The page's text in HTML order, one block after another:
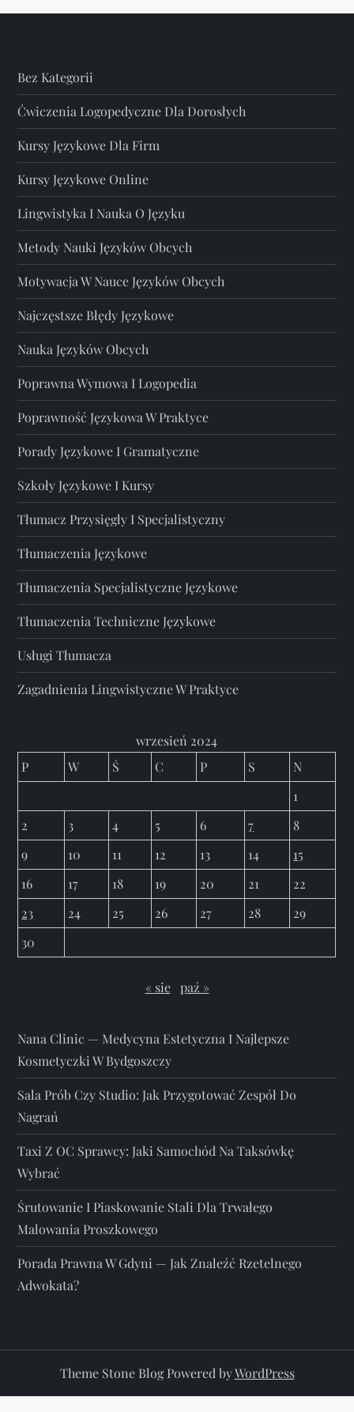
Bez Kategorii
Ćwiczenia Logopedyczne Dla Dorosłych
Kursy Językowe Dla Firm
Kursy Językowe Online
Lingwistyka I Nauka O Języku
Metody Nauki Języków Obcych
Motywacja W Nauce Języków Obcych
Najczęstsze Błędy Językowe
Nauka Języków Obcych
Poprawna Wymowa I Logopedia
Poprawność Językowa W Praktyce
Porady Językowe I Gramatyczne
Szkoły Językowe I Kursy
Tłumacz Przysięgły I Specjalistyczny
Tłumaczenia Językowe
Tłumaczenia Specjalistyczne Językowe
Tłumaczenia Techniczne Językowe
Usługi Tłumacza
Zagadnienia Lingwistyczne W Praktyce
wrzesień 2024
P
W Ś C P S
N
1
2
3 4 5 6 7
8
9
10 11 12 13 14
15
16
17 18 19 20 21
22
23
24 25 26 27 28
29
30
« sie paź »
Nana Clinic — Medycyna Estetyczna I Najlepsze
Kosmetyczki W Bydgoszczy
Sala Prób Czy Studio: Jak Przygotować Zespół Do
Nagrań
Taxi Z OC Sprawcy: Jaki Samochód Na Taksówkę
Wybrać
Śrutowanie I Piaskowanie Stali Dla Trwałego
Malowania Proszkowego
Porada Prawna W Gdyni — Jak Znaleźć Rzetelnego
Adwokata?
Theme Stone Blog Powered byWordPress